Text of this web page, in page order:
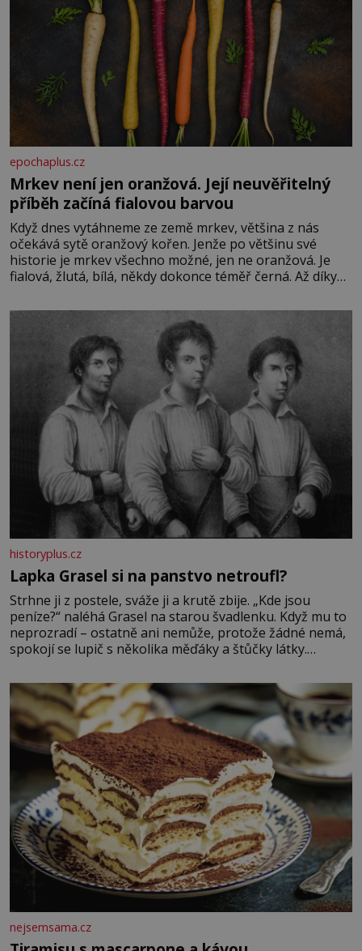
epochaplus.cz
Mrkev není jen oranžová. Její neuvěřitelný
příběh začíná fialovou barvou
Když dnes vytáhneme ze země mrkev, většina z nás
očekává sytě oranžový kořen. Jenže po většinu své
historie je mrkev všechno možné, jen ne oranžová. Je
fialová, žlutá, bílá, někdy dokonce téměř černá. Až díky
bez které si českou zahradu ani nedokážeme představit.
historyplus.cz
Lapka Grasel si na panstvo netroufl?
Strhne ji z postele, sváže ji a krutě zbije. „Kde jsou
peníze?“ naléhá Grasel na starou švadlenku. Když mu to
neprozradí – ostatně ani nemůže, protože žádné nemá,
spokojí se lupič s několika měďáky a štůčky látky.
krutý. Jeho činy budí hrůzu ještě dlouho po jeho smrti
nejsemsama.cz